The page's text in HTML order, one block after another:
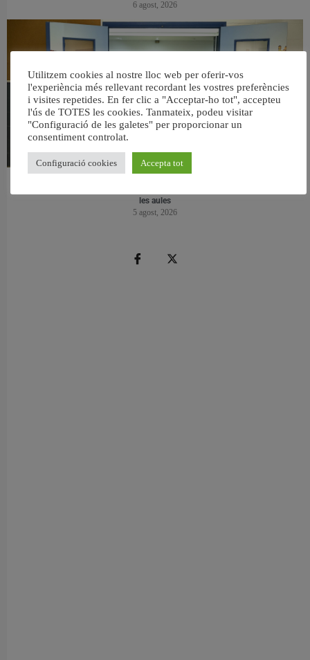
6 agost, 2026
les aules
5 agost, 2026
Utilitzem cookies al nostre lloc web per oferir-vos
l'experiència més rellevant recordant les vostres preferències
i visites repetides. En fer clic a "Acceptar-ho tot", accepteu
l'ús de TOTES les cookies. Tanmateix, podeu visitar
"Configuració de les galetes" per proporcionar un
consentiment controlat.
Configuració cookies Accepta tot